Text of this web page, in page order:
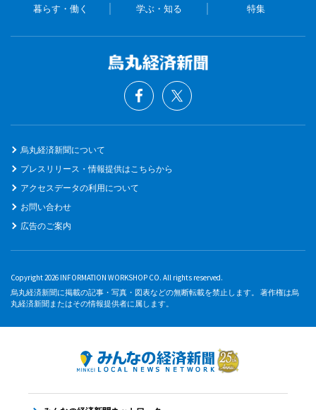
暮らす・働く 学ぶ・知る 特集
烏丸経済新聞について
プレスリリース・情報提供はこちらから
アクセスデータの利用について
お問い合わせ
広告のご案内
Copyright 2026 INFORMATION WORKSHOP CO. All rights reserved.
烏丸経済新聞に掲載の記事・写真・図表などの無断転載を禁止します。 著作権は烏
丸経済新聞またはその情報提供者に属します。